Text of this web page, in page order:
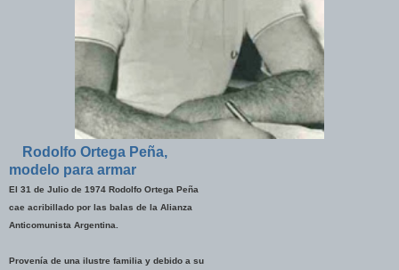
Rodolfo Ortega Peña,
modelo para armar
El 31 de Julio de 1974 Rodolfo Ortega Peña
cae acribillado por las balas de la Alianza
Anticomunista Argentina.
Provenía de una ilustre familia y debido a su